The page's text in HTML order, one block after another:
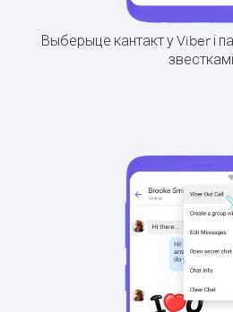
Выберыце кантакт у Viber і
звесткамі